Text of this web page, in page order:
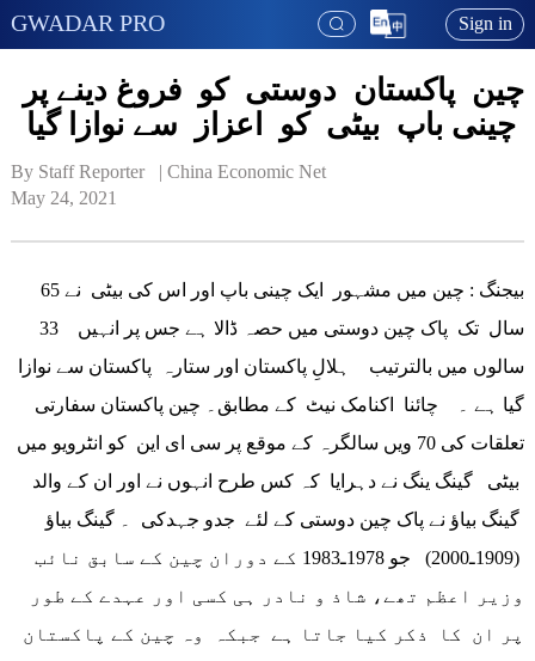
GWADAR PRO Sign in
چین پاکستان دوستی کو فروغ دینے پر
چینی باپ بیٹی کو اعزاز سے نوازا گیا
By Staff Reporter   | China Economic Net
May 24, 2021
بیجنگ : چین میں مشہور ایک چینی باپ اور اس کی بیٹی نے 65
سال تک پاک چین دوستی میں حصہ ڈالا ہے جس پر انہیں 33
سالوں میں بالترتیب ہلالِ پاکستان اور ستارہ پاکستان سے نوازا
گیا ہے ۔ چائنا اکنامک نیٹ کے مطابق۔ چین پاکستان سفارتی
تعلقات کی 70 ویں سالگرہ کے موقع پر سی ای این کو انٹرویو میں
بیٹی گینگ ینگ نے دہرایا کہ کس طرح انہوں نے اور ان کے والد
گینگ بیاؤ نے پاک چین دوستی کے لئے جدو جہدکی ۔ گینگ بیاؤ
(1909ـ2000) جو 1978ـ1983 کے دوران چین کے سابق نائب
وزیر اعظم تھے، شاذ و نادر ہی کسی اور عہدے کے طور
پر ان کا ذکر کیا جاتا ہے جبکہ وہ چین کے پاکستان